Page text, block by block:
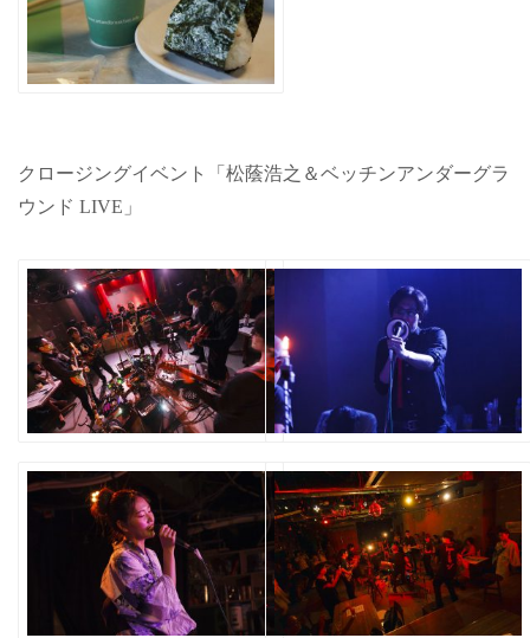
クロージングイベント「松蔭浩之＆ベッチンアンダーグラ
ウンド LIVE」